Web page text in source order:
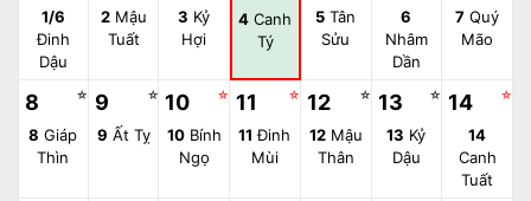
1/6
Đinh
Dậu
2Mậu
Tuất
3 Kỷ
Hợi
4 Canh
Tý
5 Tân
Sửu
6
Nhâm
Dần
7 Quý
Mão
8 ☆
8 Giáp
Thìn
9 ☆
9 Ất Tỵ
10 ☆
10Bính
Ngọ
11 ☆
11 Đinh
Mùi
12 ☆
12Mậu
Thân
13 ☆
13 Kỷ
Dậu
14 ☆
14
Canh
Tuất